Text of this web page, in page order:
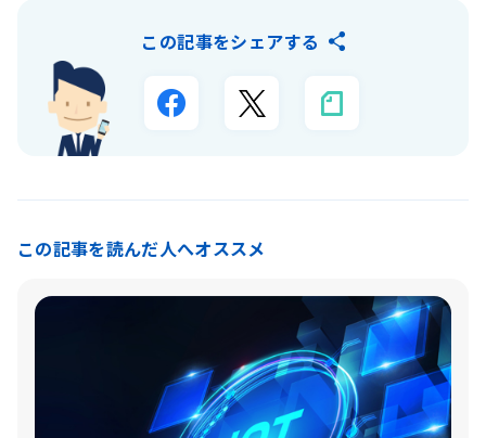
この記事をシェアする
この記事を読んだ人へオススメ